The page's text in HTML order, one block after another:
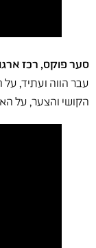
סער פוקס, רכז
עבר הווה ועתיד, על
הקושי והצער, על